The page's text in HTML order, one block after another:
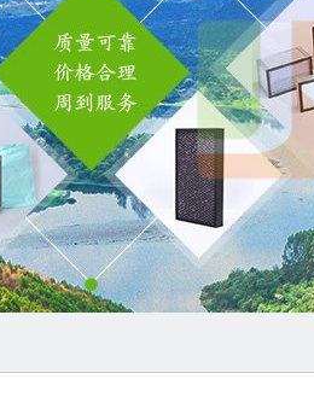
检测仓
产品检测
新技术新工艺